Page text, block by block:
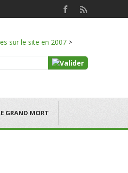
sur le site en 2007 > -
GRAND MORT